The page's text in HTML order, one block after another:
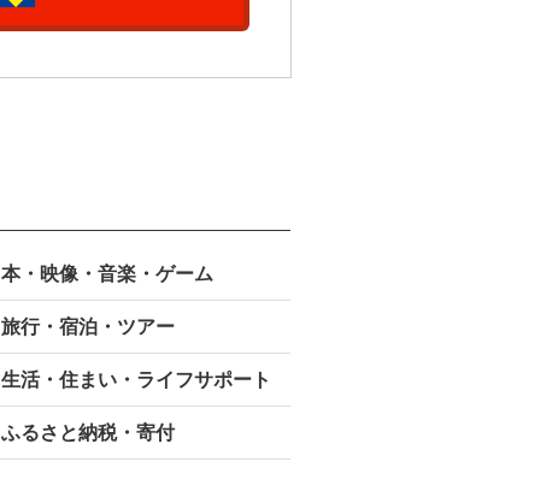
本・映像・ 音楽・ゲーム
旅行・宿泊・ツアー
生活・住まい・ライフサポート
ふるさと納税・寄付